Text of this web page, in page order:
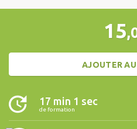
17 min 1 sec
de formation
15
AJOUTER AU